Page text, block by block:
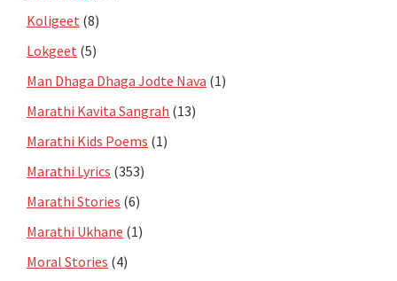
Koligeet (8)
Lokgeet (5)
Man Dhaga Dhaga Jodte Nava (1)
Marathi Kavita Sangrah (13)
Marathi Kids Poems (1)
Marathi Lyrics (353)
Marathi Stories (6)
Marathi Ukhane (1)
Moral Stories (4)